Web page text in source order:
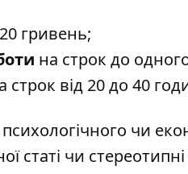
гривень;
на строк до
строк від 20 до 40
чи
статі чи